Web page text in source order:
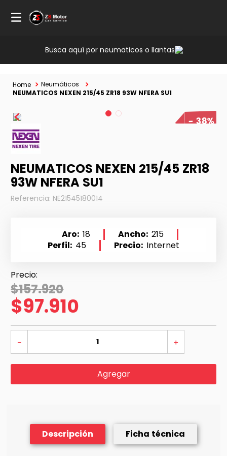
Busca aquí por neumaticos o llantas
Neumáticos
NEUMATICOS NEXEN 215/45 ZR18 93W NFERA SU1
38%
NEUMATICOS NEXEN 215/45 ZR18
93W NFERA SU1
Referencia: NE21545180014
Aro 18 Ancho 215
Perfil 45 Precio Internet
$157.920
$97.910
＋
－
Agregar
Descripción Ficha técnica